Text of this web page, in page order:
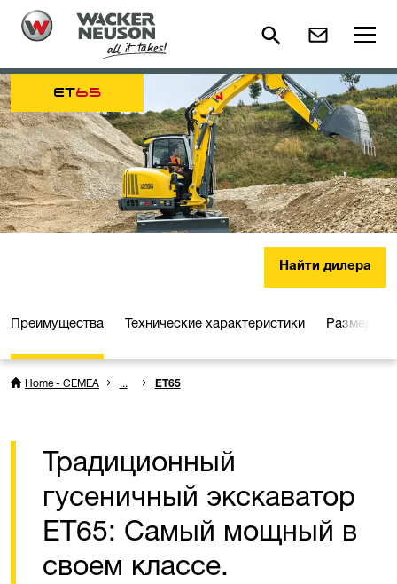
ET65
Найти дилера
Преимущества Технические характеристики Размеры
Home - CEMEA ... ET65
Традиционный
гусеничный экскаватор
ET65: Самый мощный в
своем классе.